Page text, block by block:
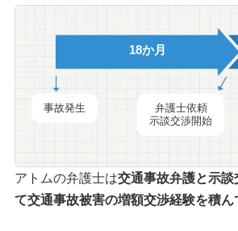
18か月
事故発生
弁護士依頼
示談交渉開始
アトムの弁護士は交通事故弁護と示談
て交通事故被害の増額交渉経験を積ん